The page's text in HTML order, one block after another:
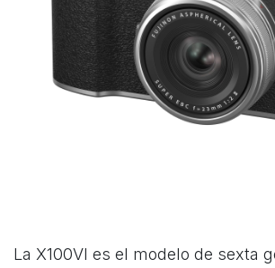
La X100VI es el modelo de sexta